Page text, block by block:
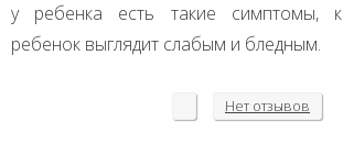
у ребенка есть такие симптомы,
ребенок выглядит слабым и бледным.
Нет отзывов